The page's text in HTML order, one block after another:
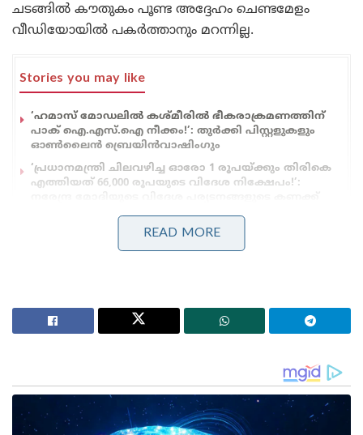
ചടങ്ങിൽ കൗതുകം പൂണ്ട അദ്ദേഹം ചെണ്ടമേളം
വീഡിയോയിൽ പകർത്താനും മറന്നില്ല.
Stories you may like
‘ഹമാസ് മോഡലിൽ കശ്മീരിൽ ഭീകരാക്രമണത്തിന്
പാക് ഐ.എസ്.ഐ നീക്കം!’: തുർക്കി പിസ്റ്റളുകളും
ഓൺലൈൻ ബ്രെയിൻവാഷിംഗും
‘പ്രധാനമന്ത്രി ചിലവഴിച്ച ഓരോ 1 രൂപയ്ക്കും തിരികെ
എത്തിയത് 66,000 രൂപയുടെ വിദേശ നിക്ഷേപം!’:
നരേന്ദ്രമോദിയുടെ ക്ഷണം സ്വീകരിച്ചാണ് ഷെയ്ഖ്
ഹംദാൻ ഡൽഹിയിലെത്തുന്നത്. സന്ദർശനത്തിന്റെ
മോദി പ്രത്യേക വിരുന്നൊരുക്കും. വിദേശകാര്യമന്ത്രി
ഡോ. എസ് ജയശങ്കർ, പ്രതിരോധമന്ത്രി രാജ്നാഥ്
സിങ് എന്നിവരുമായി ഷെയ്ഖ് ഹംദാൻ ഡൽഹിയിൽ
READ MORE